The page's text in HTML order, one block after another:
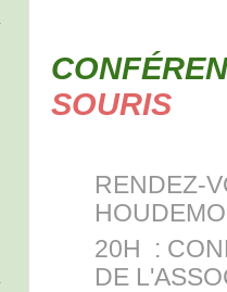
SOURIS
RENDEZ-
20H :
DE